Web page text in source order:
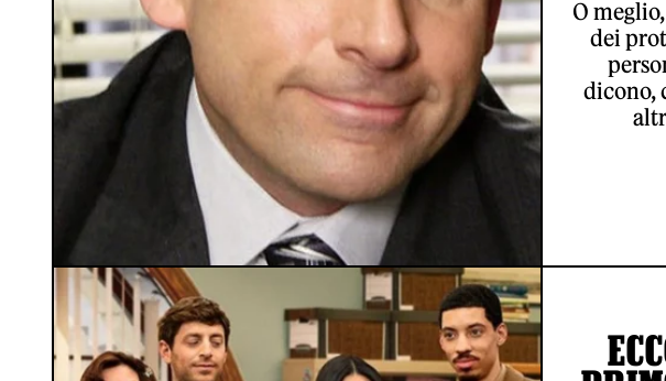
O
dei
dicono,